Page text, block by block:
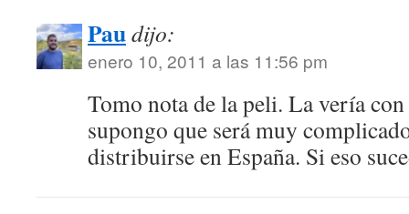
Paudijo:
enero 10, 2011 a las 11:56 pm
Tomo nota de la peli. La vería
supongo que será muy
distribuirse en España. Si eso